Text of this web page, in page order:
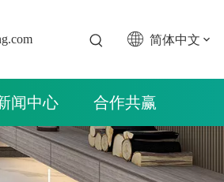
简体中文
闻中心 合作共赢